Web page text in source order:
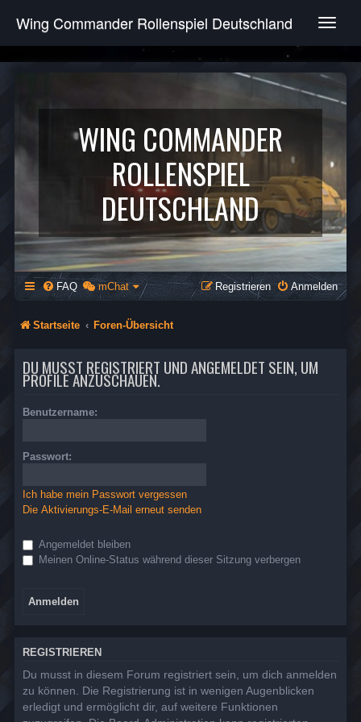
T
g
e
v
g
a
t
i
o
n
Wing Commander Rollenspiel Deutschland
WING COMMANDER
ROLLENSPIEL
DEUTSCHLAND
FAQ mChat Anmelden
Registrieren
Startseite Foren-Übersicht
DU MUSST REGISTRIERT UND ANGEMELDET SEIN, UM
PROFILE ANZUSCHAUEN.
Benutzername:
Passwort:
Ich habe mein Passwort vergessen
Die Aktivierungs-E-Mail erneut senden
Angemeldet bleiben
Meinen Online-Status während dieser Sitzung verbergen
REGISTRIEREN
Du musst in diesem Forum registriert sein, um dich anmelden
zu können. Die Registrierung ist in wenigen Augenblicken
erledigt und ermöglicht dir, auf weitere Funktionen